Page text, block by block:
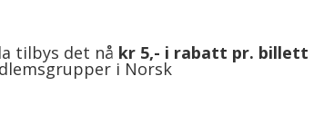
tilbys det nå kr 5,- i rabatt pr. billett
i Norsk